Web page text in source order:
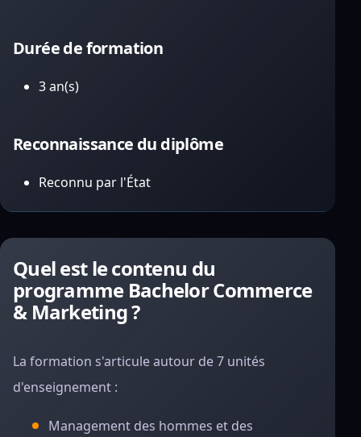
Durée de formation
3 an(s)
Reconnaissance du diplôme
Reconnu par l'État
Quel est le contenu du
programme Bachelor Commerce
& Marketing ?
La formation s'articule autour de 7 unités
d'enseignement :
Management des hommes et des